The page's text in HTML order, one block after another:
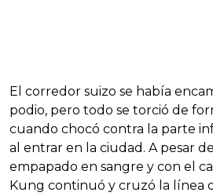
El corredor suizo se había
podio, pero todo se torció de
cuando chocó contra la parte
al entrar en la ciudad. A pesar
empapado en sangre y con el
Kung continuó y cruzó la línea